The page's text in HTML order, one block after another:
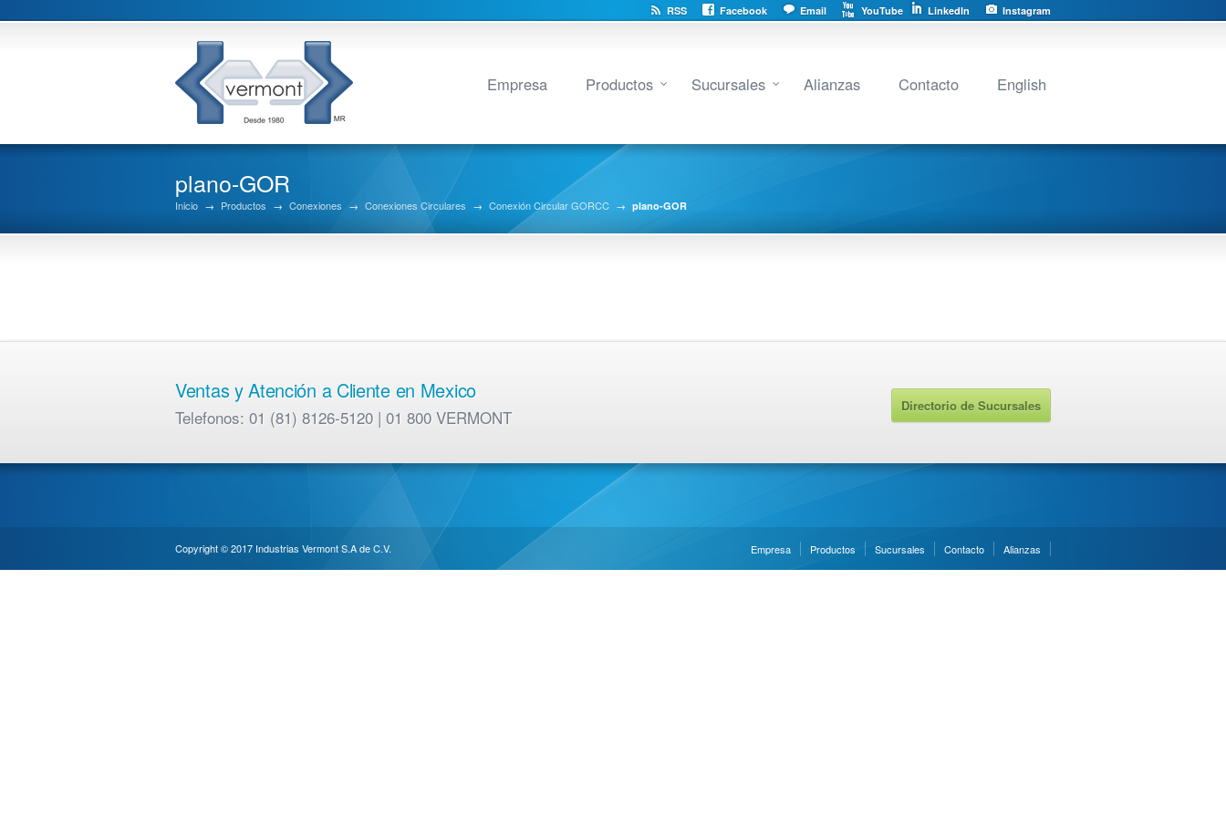
RSS Facebook Email YouTube LinkedIn Instagram
Empresa Productos Sucursales Alianzas Contacto English
plano-GOR
Inicio → Productos → Conexiones → Conexiones Circulares → Conexión Circular GORCC → plano-GOR
Ventas y Atención a Cliente en Mexico
Telefonos: 01 (81) 8126-5120 | 01 800 VERMONT
Directorio de Sucursales
Copyright © 2017 Industrias Vermont S.A de C.V. Empresa Productos Sucursales Contacto Alianzas